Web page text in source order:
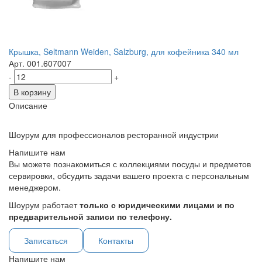
Крышка, Seltmann Weiden, Salzburg, для кофейника 340 мл
Арт. 001.607007
-
+
В корзину
Описание
Шоурум для профессионалов ресторанной индустрии
Напишите нам
Вы можете познакомиться с коллекциями посуды и предметов
сервировки, обсудить задачи вашего проекта с персональным
менеджером.
Шоурум работаеттолько с юридическими лицами и по
предварительной записи по телефону.
Записаться
Контакты
Напишите нам